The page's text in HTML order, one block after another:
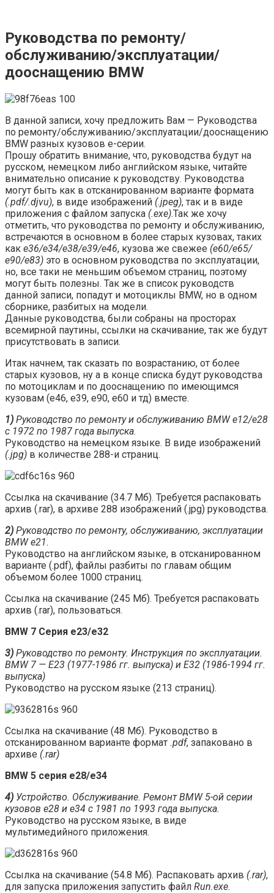
Руководства по ремонту/
обслуживанию/эксплуатации/
дооснащению BMW
В данной записи, хочу предложить Вам — Руководства
по ремонту/обслуживанию/эксплуатации/дооснащению
BMW разных кузовов е-серии.
Прошу обратить внимание, что, руководства будут на
русском, немецком либо английском языке, читайте
внимательно описание к руководству. Руководства
могут быть как в отсканированном варианте формата
(.pdf/.djvu), в виде изображений (.jpeg), так и в виде
приложения с файлом запуска (.exe).Так же хочу
отметить, что руководства по ремонту и обслуживанию,
встречаются в основном в более старых кузовах, таких
как е36/е34/е38/е39/е46, кузова же свежее (е60/е65/
е90/е83) это в основном руководства по эксплуатации,
но, все таки не меньшим объемом страниц, поэтому
могут быть полезны. Так же в список руководств
данной записи, попадут и мотоциклы BMW, но в одном
сборнике, разбитых на модели.
Данные руководства, были собраны на просторах
всемирной паутины, ссылки на скачивание, так же будут
присутствовать в записи.
Итак начнем, так сказать по возрастанию, от более
старых кузовов, ну а в конце списка будут руководства
по мотоциклам и по дооснащению по имеющимся
кузовам (е46, е39, е90, е60 и тд) вместе.
1) Руководство по ремонту и обслуживанию BMW e12/e28
c 1972 по 1987 года выпуска.
Руководство на немецком языке. В виде изображений
(.jpg) в количестве 288-и страниц.
Ссылка на скачивание (34.7 Мб). Требуется распаковать
архив (.rar), в архиве 288 изображений (.jpg) руководства.
2) Руководство по ремонту, обслуживанию, эксплуатации
BMW e21.
Руководство на английском языке, в отсканированном
варианте (.pdf), файлы разбиты по главам общим
объемом более 1000 страниц.
Ссылка на скачивание (245 Мб). Требуется распаковать
архив (.rar), пользоваться.
BMW 7 Серия е23/е32
3) Руководство по ремонту. Инструкция по эксплуатации.
BMW 7 — E23 (1977-1986 гг. выпуска) и E32 (1986-1994 гг.
выпуска)
Руководство на русском языке (213 страниц).
Ссылка на скачивание (48 Мб). Руководство в
отсканированном варианте формат .pdf, запаковано в
архиве (.rar)
BMW 5 серия е28/е34
4) Устройство. Обслуживание. Ремонт BMW 5-ой серии
кузовов е28 и е34 с 1981 по 1993 года выпуска.
Руководство на русском языке, в виде
мультимедийного приложения.
Ссылка на скачивание (54.8 Мб). Распаковать архив (.rar),
для запуска приложения запустить файл Run.exe.